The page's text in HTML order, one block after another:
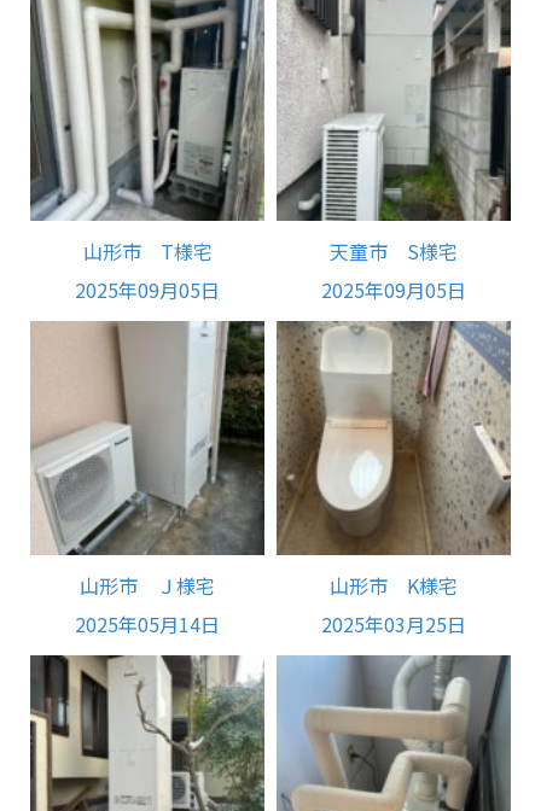
山形市 T様宅
2025年09月05日
天童市 S様宅
2025年09月05日
山形市 Ｊ様宅
2025年05月14日
山形市 K様宅
2025年03月25日